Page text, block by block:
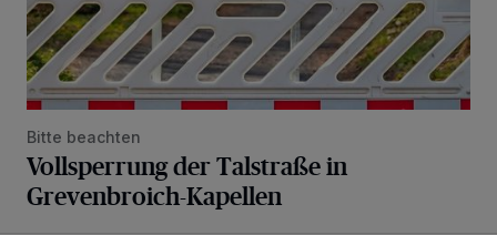
Bitte beachten
Vollsperrung der Talstraße in
Grevenbroich-Kapellen